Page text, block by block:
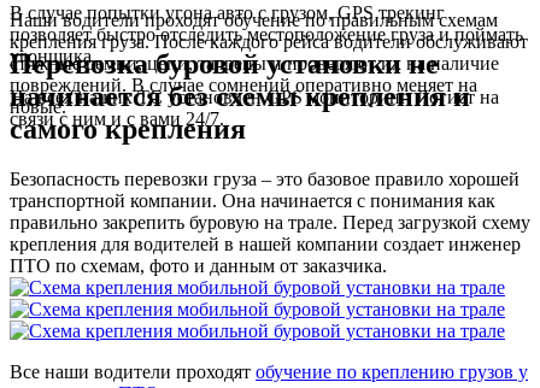
Наши водители проходят обучение по правильным схемам
крепления груза. После каждого рейса водители обслуживают
стяжные ремни, цепи, талрепы и проверяют их на наличие
повреждений. В случае сомнений оперативно меняет на
новые.
В случае попытки угона авто с грузом, GPS трекинг
позволяет быстро отследить местоположение груза и поймать
угонщика.
На всех наших ТС установлен GPS мониторинг. Логист на
связи с ним и с вами 24/7.
Перевозка буровой установки не
начинается без схемы крепления и
самого крепления
Безопасность перевозки груза – это базовое правило хорошей
транспортной компании. Она начинается с понимания как
правильно закрепить буровую на трале. Перед загрузкой схему
крепления для водителей в нашей компании создает инженер
ПТО по схемам, фото и данным от заказчика.
Все наши водители проходят обучение по креплению грузов у